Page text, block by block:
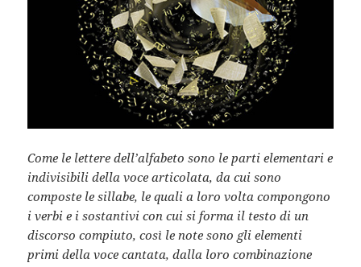
Come le lettere dell’alfabeto sono le parti elementari e
indivisibili della voce articolata, da cui sono
composte le sillabe, le quali a loro volta compongono
i verbi e i sostantivi con cui si forma il testo di un
discorso compiuto, così le note sono gli elementi
primi della voce cantata, dalla loro combinazione